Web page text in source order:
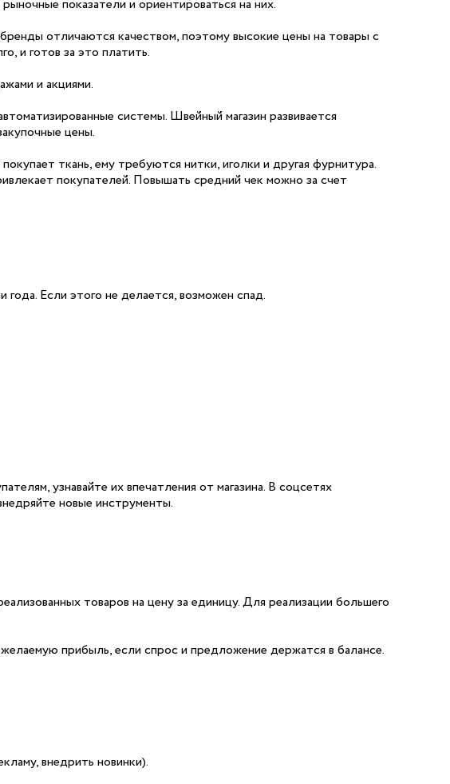
показатели и ориентироваться на них.
отличаются качеством, поэтому высокие цены на товары с
и готов за это платить.
и акциями.
системы. Швейный магазин развивается
цены.
ткань, ему требуются нитки, иголки и другая фурнитура.
покупателей. Повышать средний чек можно за счет
Если этого не делается, возможен спад.
узнавайте их впечатления от магазина. В соцсетях
новые инструменты.
товаров на цену за единицу. Для реализации большего
прибыль, если спрос и предложение держатся в балансе.
внедрить новинки).